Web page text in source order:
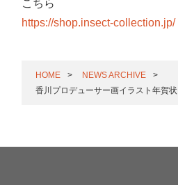
こちら
https://shop.insect-collection.jp/
HOME
NEWS ARCHIVE
香川プロデューサー画イラスト年賀